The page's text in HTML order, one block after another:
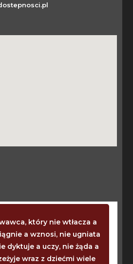
który nie wtłacza a
a wznosi, nie ugniata
dyktuje a uczy, nie żąda a
wraz z dziećmi wiele